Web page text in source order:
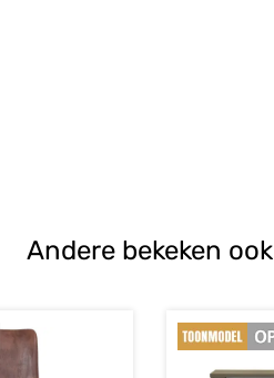
Andere bekeken ook